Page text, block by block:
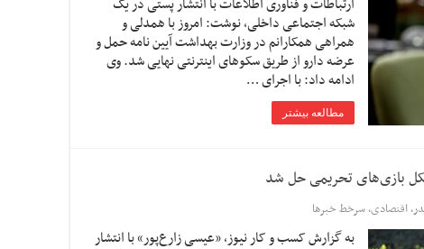
شبکه اجتماعی داخلی، نوشت: امروز با همدلی و
همراهی همکارانم در وزارت بهداشت آیین نامه حمل و
عرضه دارو از طریق سکوهای اینترنتی نهایی شد. وی
ادامه داد: با اجرای …
مطالعه بیشتر
بازی‌های تحریمی حل شد
,اقتصادی,سرخط خبرها
به گزارش کسب و کار نیوز، «عیسی زارع‌پور» با انتشار